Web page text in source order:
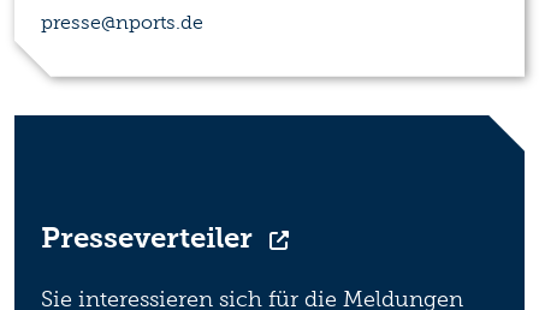
presse@nports.de
Presseverteiler
Sie interessieren sich für die Meldungen